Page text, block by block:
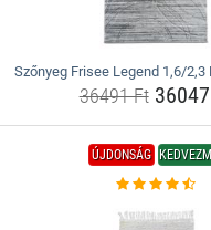
Szőnyeg Frisee Legend 1,6/2,3
36491 Ft
ÚJDONSÁG